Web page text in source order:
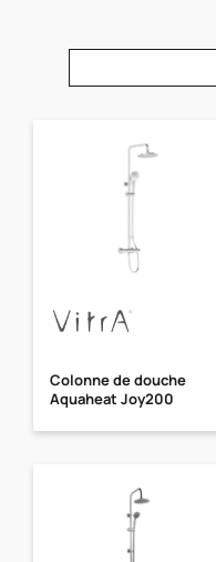
Colonne de douche
Aquaheat Joy200